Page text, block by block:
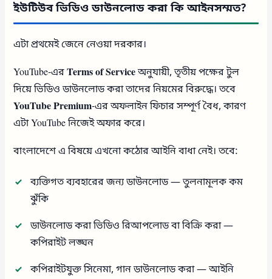
ইউটিউব ভিডিও ডাউনলোড করা কি আইনসম্মত?
এটা প্রথমেই জেনে নেওয়া দরকার।
YouTube-এরTerms of Serviceঅনুযায়ী, তৃতীয় পক্ষের টুল
দিয়ে ভিডিও ডাউনলোড করা তাদের নিয়মের বিরুদ্ধে। তবে
YouTube Premium-এর অফলাইন ফিচার সম্পূর্ণ বৈধ, কারণ
এটা YouTube নিজেই অফার করে।
বাংলাদেশে এ বিষয়ে এখনো কঠোর আইনি বাধা নেই। তবে:
ব্যক্তিগত ব্যবহারের জন্য ডাউনলোড — তুলনামূলক কম
ঝুঁকি
ডাউনলোড করা ভিডিও রিআপলোড বা বিক্রি করা —
কপিরাইট লঙ্ঘন
কপিরাইটযুক্ত সিনেমা, গান ডাউনলোড করা — আইনি